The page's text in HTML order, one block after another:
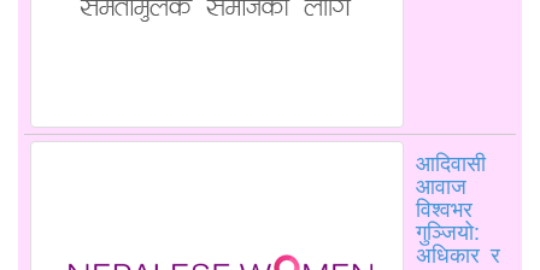
आदिवासी
आवाज
विश्वभर
गुञ्जियो:
अधिकार र